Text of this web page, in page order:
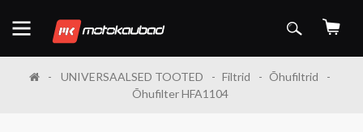
UNIVERSAALSED TOOTED Filtrid
Õhufiltrid
Õhufilter HFA1104